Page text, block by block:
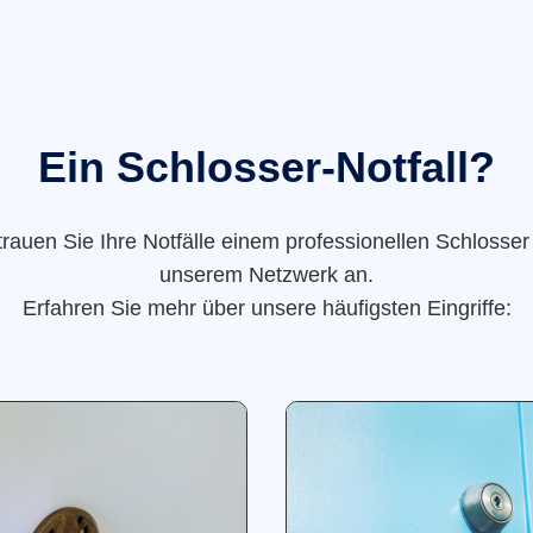
Ein Schlosser-Notfall?
Sie Ihre Notfälle einem professionellen
unserem Netzwerk an.
Erfahren Sie mehr über unsere häufigsten Eingriffe: